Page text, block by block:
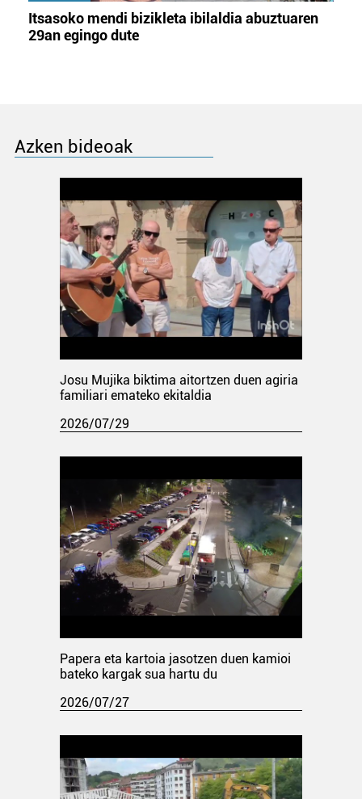
Itsasoko mendi bizikleta ibilaldia abuztuaren
29an egingo dute
Azken bideoak
Josu Mujika biktima aitortzen duen agiria
familiari emateko ekitaldia
2026/07/29
Papera eta kartoia jasotzen duen kamioi
bateko kargak sua hartu du
2026/07/27